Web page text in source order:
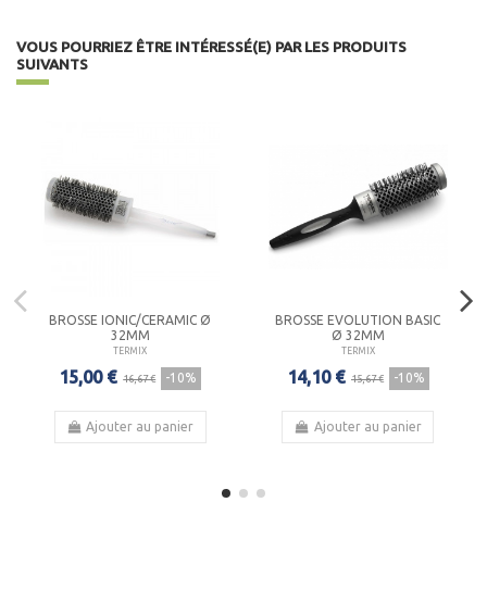
VOUS POURRIEZ ÊTRE INTÉRESSÉ(E) PAR LES PRODUITS
SUIVANTS
BROSSE IONIC/CERAMIC Ø
32MM
TERMIX
15,00 € 16,67 € -10%
Ajouter au panier
BROSSE EVOLUTION BASIC
Ø 32MM
TERMIX
14,10 € 15,67 € -10%
Ajouter au panier